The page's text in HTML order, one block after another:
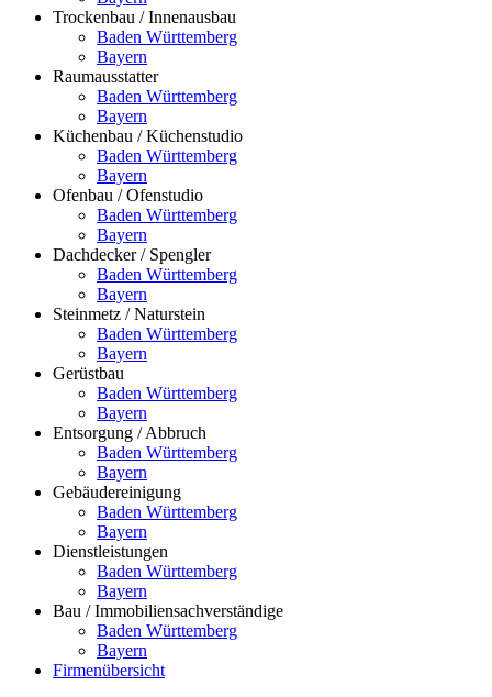
Trockenbau / Innenausbau
Baden Württemberg
Bayern
Raumausstatter
Baden Württemberg
Bayern
Küchenbau / Küchenstudio
Baden Württemberg
Bayern
Ofenbau / Ofenstudio
Baden Württemberg
Bayern
Dachdecker / Spengler
Baden Württemberg
Bayern
Steinmetz / Naturstein
Baden Württemberg
Bayern
Gerüstbau
Baden Württemberg
Bayern
Entsorgung / Abbruch
Baden Württemberg
Bayern
Gebäudereinigung
Baden Württemberg
Bayern
Dienstleistungen
Baden Württemberg
Bayern
Bau / Immobiliensachverständige
Baden Württemberg
Bayern
Firmenübersicht